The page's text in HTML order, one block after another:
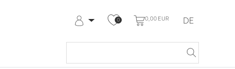
0 0,00 EUR DE